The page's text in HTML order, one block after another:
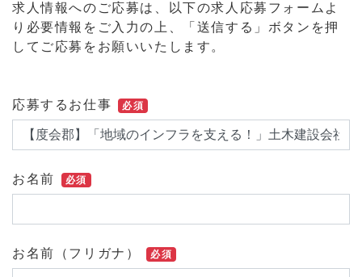
求人情報へのご応募は、以下の求人応募フォームよ
り必要情報をご入力の上、「送信する」ボタンを押
してご応募をお願いいたします。
応募するお仕事 必須
お名前 必須
お名前（フリガナ） 必須